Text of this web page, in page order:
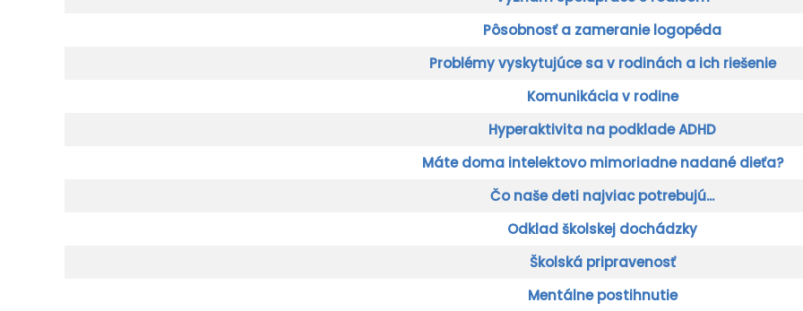
Pôsobnosť a zameranie logopéda
Problémy vyskytujúce sa v rodinách a ich riešenie
Komunikácia v rodine
Hyperaktivita na podklade ADHD
Máte doma intelektovo mimoriadne nadané dieťa?
Čo naše deti najviac potrebujú...
Odklad školskej dochádzky
Školská pripravenosť
Mentálne postihnutie